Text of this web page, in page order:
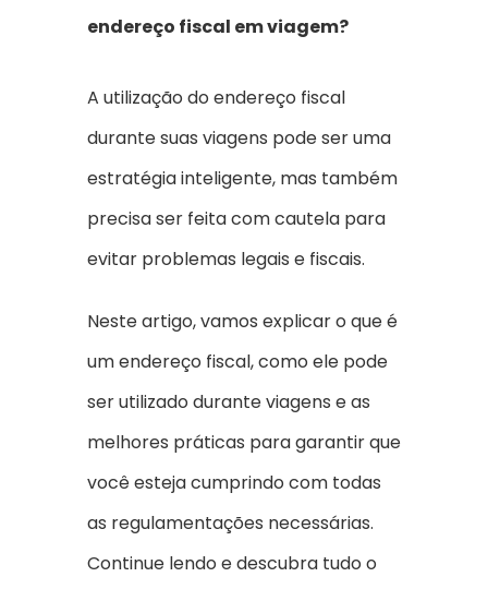
endereço fiscal em viagem?
A utilização do endereço fiscal
durante suas viagens pode ser uma
estratégia inteligente, mas também
precisa ser feita com cautela para
evitar problemas legais e fiscais.
Neste artigo, vamos explicar o que é
um endereço fiscal, como ele pode
ser utilizado durante viagens e as
melhores práticas para garantir que
você esteja cumprindo com todas
as regulamentações necessárias.
Continue lendo e descubra tudo o